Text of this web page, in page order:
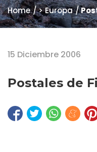
Home > Europa
15 Diciembre 2006
Postales de